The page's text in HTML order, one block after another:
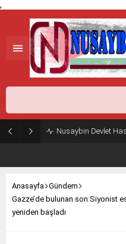
,
Anasayfa Gündem
Gazze’de bulunan son Siyonist
yeniden başladı